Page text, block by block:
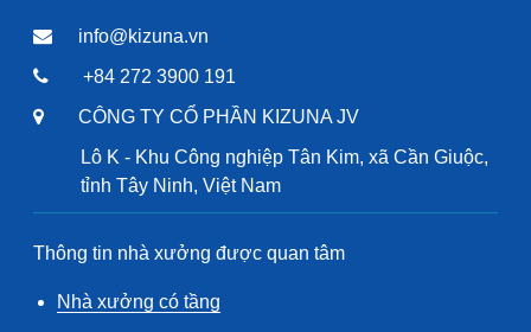
info@kizuna.vn
+84 272 3900 191
CÔNG TY CỔ PHẦN KIZUNA JV
Lô K - Khu Công nghiệp Tân Kim, xã Cần Giuộc,
tỉnh Tây Ninh, Việt Nam
Thông tin nhà xưởng được quan tâm
Nhà xưởng có tầng